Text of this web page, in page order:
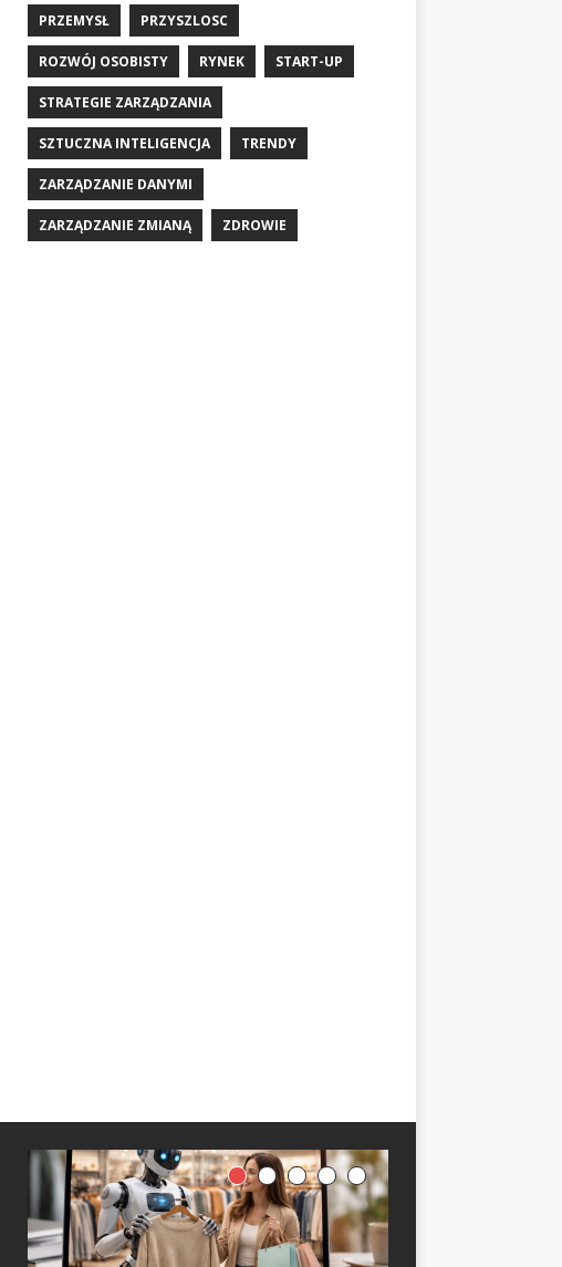
PRZEMYSŁ PRZYSZLOSC
ROZWÓJ OSOBISTY RYNEK START-UP
STRATEGIE ZARZĄDZANIA
SZTUCZNA INTELIGENCJA TRENDY
ZARZĄDZANIE DANYMI
ZARZĄDZANIE ZMIANĄ ZDROWIE